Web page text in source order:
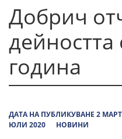
Добрич
дейността
година
ДАТА НА ПУБЛИКУВАНЕ 2 МАРТ
ЮЛИ 2020
НОВИНИ